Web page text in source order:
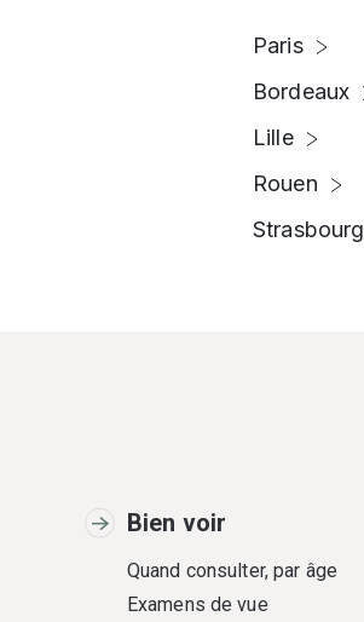
Paris
Bordeaux
Lille
Rouen
Strasbourg
Bien voir
Quand consulter, par âge
Examens de vue